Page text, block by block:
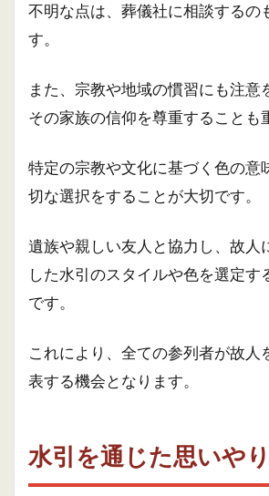
不明な点は、葬儀社に相談するの
す。
また、宗教や地域の慣習にも注意
その家族の信仰を尊重することも
特定の宗教や文化に基づく色の意
切な選択をすることが大切です。
遺族や親しい友人と協力し、故人
した水引のスタイルや色を選定す
です。
これにより、全ての参列者が故人
表する機会となります。
水引を通じた思いやり